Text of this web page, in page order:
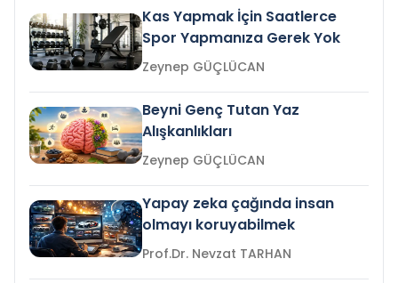
Kas Yapmak İçin Saatlerce
Spor Yapmanıza Gerek Yok
Zeynep GÜÇLÜCAN
Beyni Genç Tutan Yaz
Alışkanlıkları
Zeynep GÜÇLÜCAN
Yapay zeka çağında insan
olmayı koruyabilmek
Prof.Dr. Nevzat TARHAN